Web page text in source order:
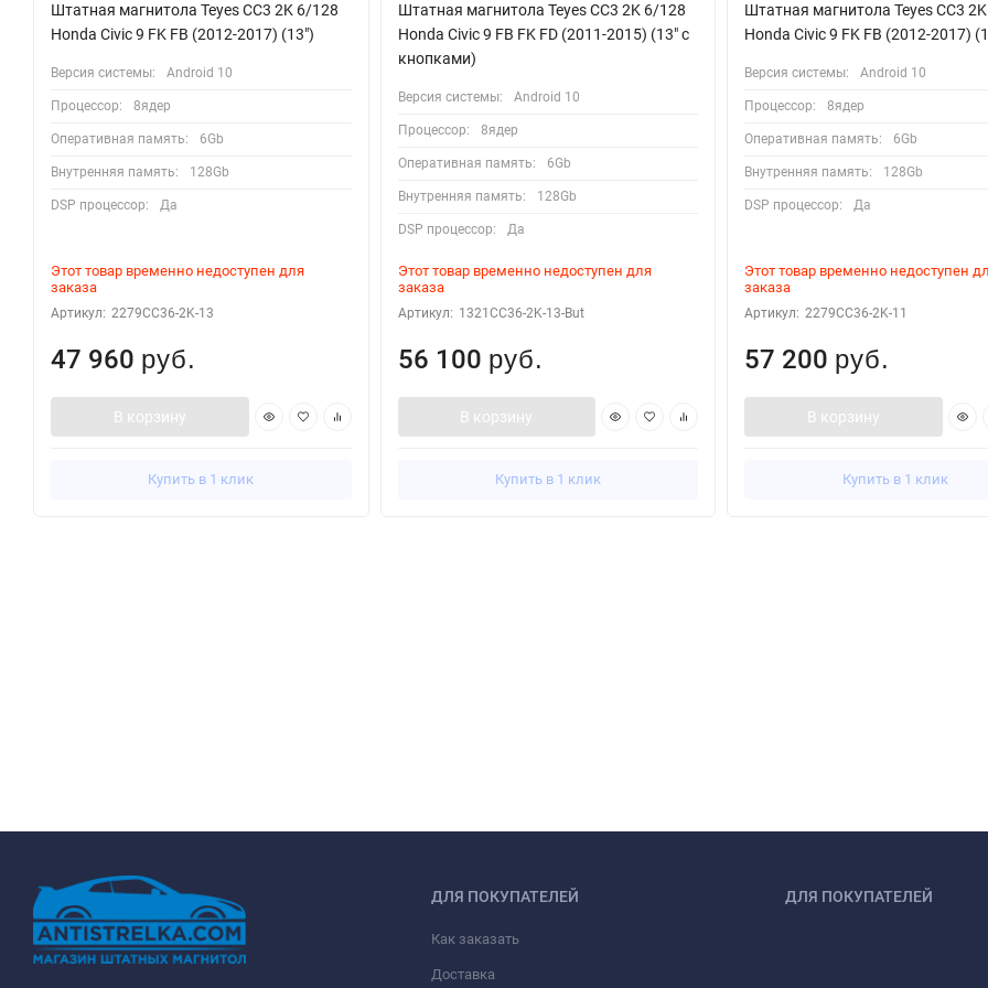
Штатная магнитола Teyes CC3 2K 6/128
Honda Civic 9 FK FB (2012-2017) (13")
Версия системы: Android 10
Процессор: 8ядер
Оперативная память: 6Gb
Внутренняя память: 128Gb
DSP процессор: Да
Этот товар временно недоступен для
заказа
Артикул: 2279CC36-2K-13
47 960 руб.
В корзину
Купить в 1 клик
Штатная магнитола Teyes CC3 2K 6/128
Honda Civic 9 FB FK FD (2011-2015) (13" с
кнопками)
Версия системы: Android 10
Процессор: 8ядер
Оперативная память: 6Gb
Внутренняя память: 128Gb
DSP процессор: Да
Этот товар временно недоступен для
заказа
Артикул: 1321CC36-2K-13-But
56 100 руб.
В корзину
Купить в 1 клик
Штатная магнитола Teyes CC3
Honda Civic 9 FK FB (2012-2017)
Версия системы: Android 10
Процессор: 8ядер
Оперативная память: 6Gb
Внутренняя память: 128Gb
DSP процессор: Да
Этот товар временно недоступен
заказа
Артикул: 2279CC36-2K-11
57 200 руб.
В корзину
Купить в 1 клик
ДЛЯ ПОКУПАТЕЛЕЙ
Как заказать
Доставка
ДЛЯ ПОКУПАТЕЛЕЙ